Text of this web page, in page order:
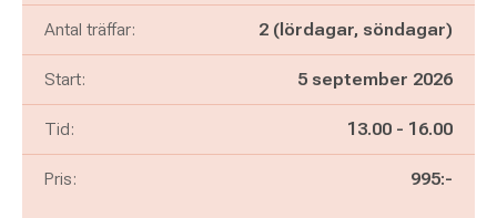
Antal träffar: 2 (lördagar, söndagar)
Start: 5 september 2026
Tid: Pågår mellan
13.00 - och
16.00
Pris: 995:-